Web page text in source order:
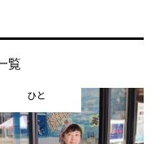
覧
ひと